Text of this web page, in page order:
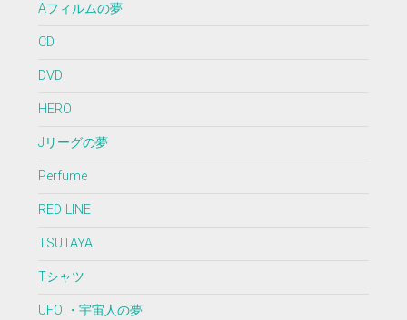
Aフィルムの夢
CD
DVD
HERO
Jリーグの夢
Perfume
RED LINE
TSUTAYA
Tシャツ
UFO ・宇宙人の夢